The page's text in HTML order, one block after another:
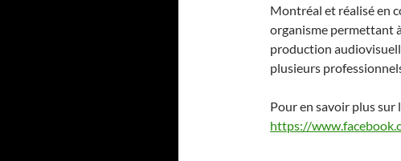
Montréal et réalisé en
organisme permettant
production
plusieurs
Pour en savoir plus sur
https://